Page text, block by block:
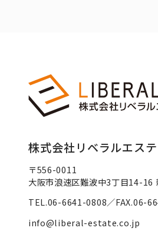
株式会社リベラルエス
〒556-0011
大阪市浪速区難波中3丁目14-16
TEL.06-6641-0808／FAX.06-
info@liberal-estate.co.jp